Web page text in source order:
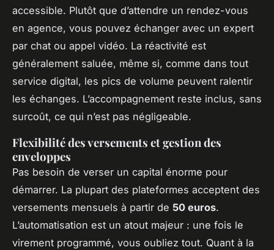
accessible. Plutôt que d’attendre un rendez-vous
en agence, vous pouvez échanger avec un expert
par chat ou appel vidéo. La réactivité est
généralement saluée, même si, comme dans tout
service digital, les pics de volume peuvent ralentir
les échanges. L’accompagnement reste inclus, sans
surcoût, ce qui n’est pas négligeable.
Flexibilité des versements et gestion des
enveloppes
Pas besoin de verser un capital énorme pour
démarrer. La plupart des plateformes acceptent des
versements mensuels à partir de 50 euros.
L’automatisation est un atout majeur : une fois le
virement programmé, vous oubliez tout. Quant à la